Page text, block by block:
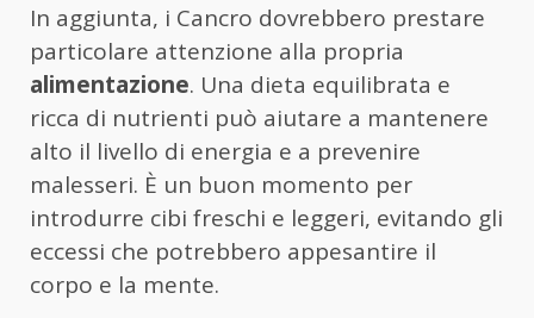
In aggiunta, i Cancro dovrebbero prestare
particolare attenzione alla propria
alimentazione. Una dieta equilibrata e
ricca di nutrienti può aiutare a mantenere
alto il livello di energia e a prevenire
malesseri. È un buon momento per
introdurre cibi freschi e leggeri, evitando gli
eccessi che potrebbero appesantire il
corpo e la mente.